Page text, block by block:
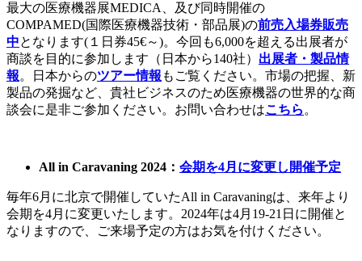
最大の医療機器展MEDICA、及び同時開催の
COMPAMED(国際医療機器技術・部品展)の前売入場券販売
中となります(１日券45€～)。今回も6,000を超える出展者が
商談を目的に参加します（日本から140社） 出展者・製品情
報。日本からのツアー情報 もご覧ください。市場の把握、新
製品の発掘など、貴社ビジネスのため医療機器の世界的な商
談会に是非ご参加ください。お問い合わせはこちら。
All in Caravaning 2024 ： 会期を4月に変更し開催予定
毎年6月に北京で開催していたAll in Caravaningは、来年より
会期を4月に変更いたします。2024年は4月19-21日に開催と
なりますので、ご来場予定の方はお気を付けください。